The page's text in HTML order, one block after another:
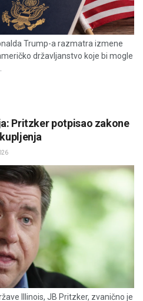
Trump-a razmatra izmene
državljanstvo koje bi mogle
Pritzker potpisao zakone
Illinois, JB Pritzker, zvanično je